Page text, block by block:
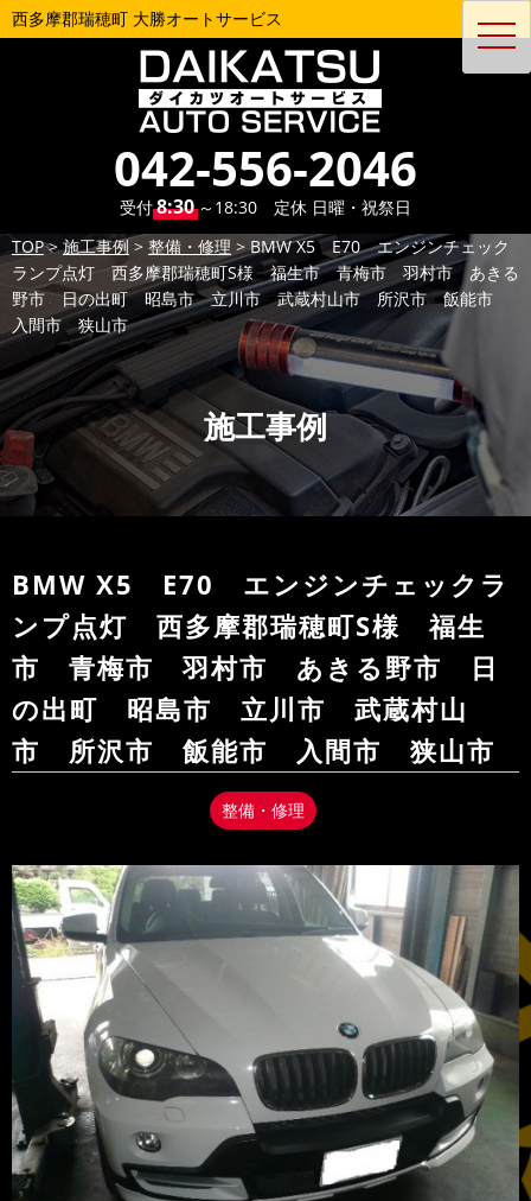
西多摩郡瑞穂町 大勝オートサービス
042-556-2046
受付8:30 ～18:30 定休 日曜・祝祭日
TOP>施工事例> 整備・修理 >BMW X5 E70 エンジンチェック
ランプ点灯 西多摩郡瑞穂町S様 福生市 青梅市 羽村市 あきる
野市 日の出町 昭島市 立川市 武蔵村山市 所沢市 飯能市
入間市 狭山市
施工事例
BMW X5 E70 エンジンチェックラ
ンプ点灯 西多摩郡瑞穂町S様 福生
市 青梅市 羽村市 あきる野市 日
の出町 昭島市 立川市 武蔵村山
市 所沢市 飯能市 入間市 狭山市
整備・修理